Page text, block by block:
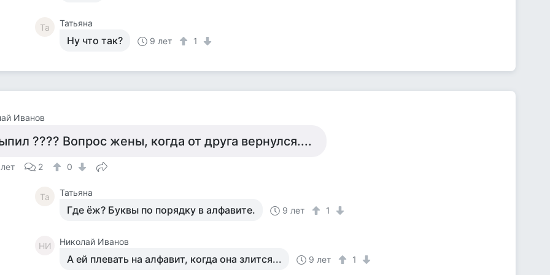
Та Татьяна
Ну что так? 9 лет 1
Иванов
???? Вопрос жены, когда от друга вернулся....
2 0
Та Татьяна
Где ёж? Буквы по порядку в алфавите. 9 лет 1
НИ Николай Иванов
А ей плевать на алфавит, когда она злится... 9 лет 1